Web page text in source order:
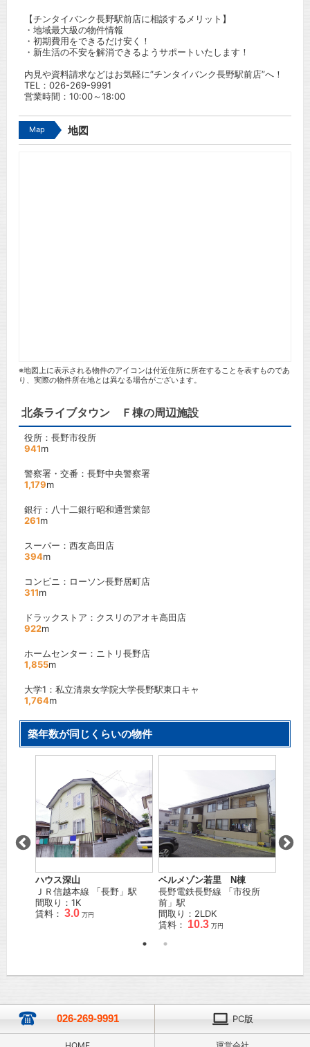
【チンタイバンク長野駅前店に相談するメリット】
・地域最大級の物件情報
・初期費用をできるだけ安く！
・新生活の不安を解消できるようサポートいたします！
内見や資料請求などはお気軽に”チンタイバンク長野駅前店”へ！
TEL： 026-269-9991
営業時間：10:00～18:00
Map 地図
※地図上に表示される物件のアイコンは付近住所に所在することを表すものであ
り、実際の物件所在地とは異なる場合がございます。
北条ライブタウン Ｆ棟の周辺施設
役所：長野市役所
941m
警察署・交番：長野中央警察署
1,179m
銀行：八十二銀行昭和通営業部
261m
スーパー：西友高田店
394m
コンビニ：ローソン長野居町店
311m
ドラックストア：クスリのアオキ高田店
922m
ホームセンター：ニトリ長野店
1,855m
大学1：私立清泉女学院大学長野駅東口キャ
1,764m
築年数が同じくらいの物件
ハウス深山
ＪＲ信越本線 「長野 」駅
間取り：1K
賃料： 3.0 万円
ベルメゾン若里 N棟
長野電鉄長野線 「市役所
前 」駅
間取り：2LDK
賃料： 10.3 万円
026-269-9991 PC版